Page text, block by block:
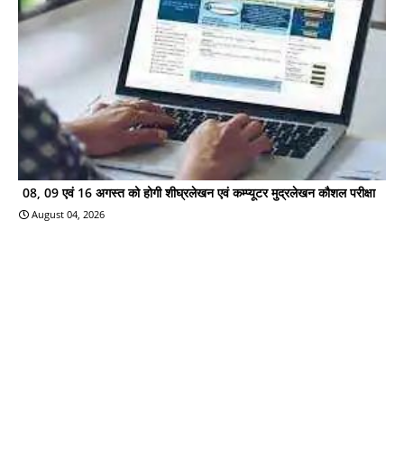
08, 09 एवं 16 अगस्त को होगी शीघ्रलेखन एवं कम्प्यूटर मुद्रलेखन कौशल परीक्षा
August 04, 2026